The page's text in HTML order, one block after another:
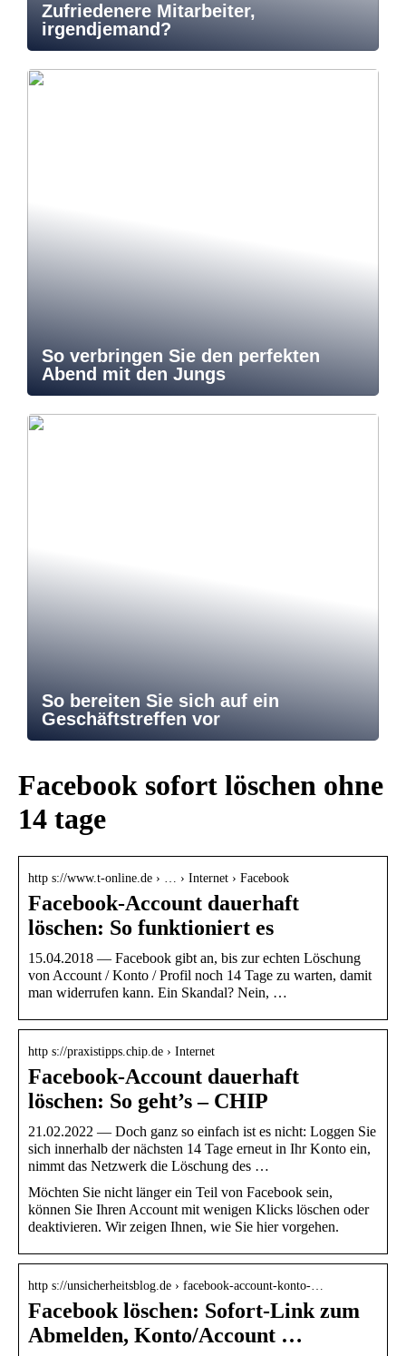
Zufriedenere Mitarbeiter,
irgendjemand?
So verbringen Sie den perfekten
Abend mit den Jungs
So bereiten Sie sich auf ein
Geschäftstreffen vor
Facebook sofort löschen ohne
14 tage
http s://www.t-online.de › … › Internet › Facebook
Facebook-Account dauerhaft
löschen: So funktioniert es
15.04.2018 — Facebook gibt an, bis zur echten Löschung
von Account / Konto / Profil noch 14 Tage zu warten, damit
man widerrufen kann. Ein Skandal? Nein, …
http s://praxistipps.chip.de › Internet
Facebook-Account dauerhaft
löschen: So geht’s – CHIP
21.02.2022 — Doch ganz so einfach ist es nicht: Loggen Sie
sich innerhalb der nächsten 14 Tage erneut in Ihr Konto ein,
nimmt das Netzwerk die Löschung des …
Möchten Sie nicht länger ein Teil von Facebook sein,
können Sie Ihren Account mit wenigen Klicks löschen oder
deaktivieren. Wir zeigen Ihnen, wie Sie hier vorgehen.
http s://unsicherheitsblog.de › facebook-account-konto-…
Facebook löschen: Sofort-Link zum
Abmelden, Konto/Account …